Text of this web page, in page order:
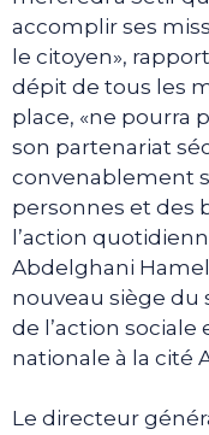
accomplir ses
le citoyen»,
dépit de tous les
place, «ne pourra
son partenariat
convenablement
personnes et des
l’action
Abdelghani
nouveau siège du
de l’action sociale
nationale à la cité
Le directeur